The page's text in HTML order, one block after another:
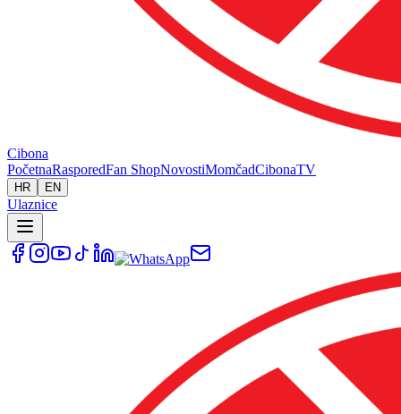
Cibona
PočetnaRasporedFan ShopNovostiMomčadCibonaTV
HR EN
Ulaznice